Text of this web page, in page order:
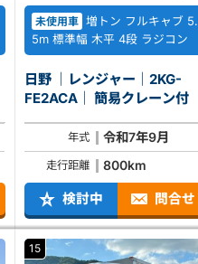
未使用車 増トン フルキャブ 5.
5m 標準幅 木平 4段 ラジコン
日野 ｜レンジャー｜2KG-
FE2ACA｜ 簡易クレーン付
年式 令和7年9月
走行距離 800km
検討中 問合せ
15